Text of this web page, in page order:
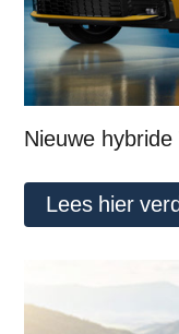
Nieuwe
Lees hier